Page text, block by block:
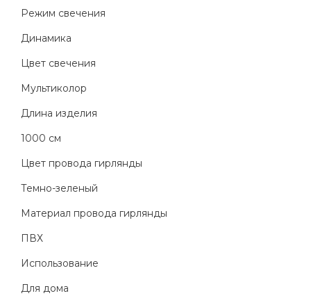
Режим свечения
Динамика
Цвет свечения
Мультиколор
Длина изделия
1000 см
Цвет провода гирлянды
Темно-зеленый
Материал провода гирлянды
ПВХ
Использование
Для дома